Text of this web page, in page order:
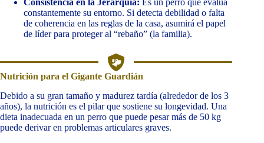
constantemente su entorno. Si detecta debilidad o falta
de coherencia en las reglas de la casa, asumirá el papel
de líder para proteger al “rebaño” (la familia).
Nutrición para el Gigante Guardián
Debido a su gran tamaño y madurez tardía (alrededor de los 3
años), la nutrición es el pilar que sostiene su longevidad. Una
dieta inadecuada en un perro que puede pesar más de 50 kg
puede derivar en problemas articulares graves.